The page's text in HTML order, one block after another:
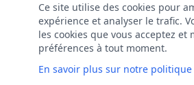
Ce site utilise des cookies pour
expérience et analyser le trafic.
les cookies que vous acceptez et
préférences à tout moment.
En savoir plus sur notre